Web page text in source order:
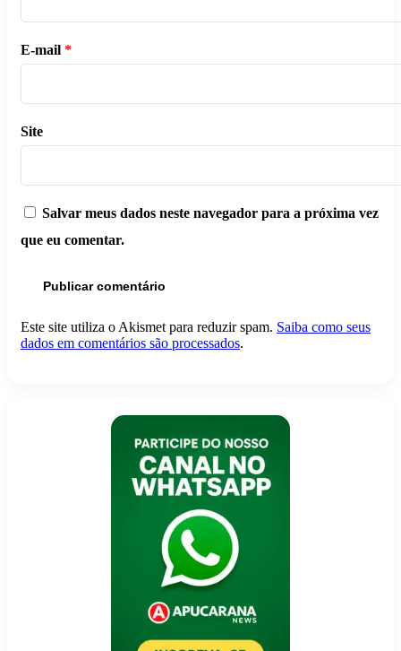
E-mail *
Site
Salvar meus dados neste navegador para a próxima vez
que eu comentar.
Este site utiliza o Akismet para reduzir spam. Saiba como seus
dados em comentários são processados.